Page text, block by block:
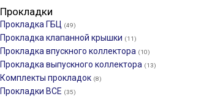
Прокладки
Прокладка ГБЦ (49)
Прокладка клапанной крышки (11)
Прокладка впускного коллектора (10)
Прокладка выпускного коллектора (13)
Комплекты прокладок (8)
Прокладки ВСЕ (35)